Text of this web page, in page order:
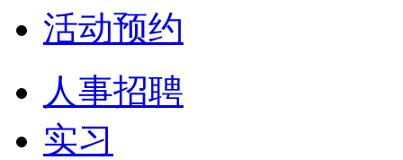
活动预约
人事招聘
实习